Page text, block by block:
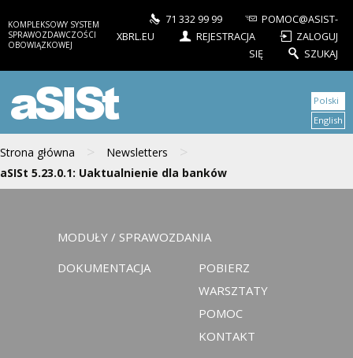
KOMPLEKSOWY SYSTEM
SPRAWOZDAWCZOŚCI
OBOWIĄZKOWEJ
71 332 99 99
POMOC@ASIST-
XBRL.EU
REJESTRACJA
ZALOGUJ
SIĘ
SZUKAJ
aSISt
Strona główna > Newsletters >
aSISt 5.23.0.1: Uaktualnienie dla banków
Polski
English
MODUŁY / SPRAWOZDANIA
DOKUMENTACJA
POBIERZ
WARSZTATY
POMOC
KONTAKT